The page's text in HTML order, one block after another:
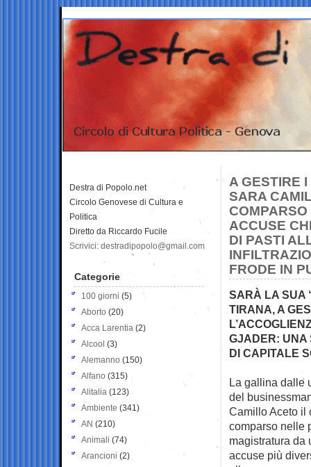
A GESTIRE
SARA
ACCUSE
DI PASTI
FRODE IN
SARÀ LA SUA
TIRANA, A
GJADER: UNA
DI CAPITALE
La gallina dalle
del
Camillo Aceto il
comparso nelle
magistratura da
accuse più
Destra di Popolo.net
Circolo Genovese di Cultura e
Politica
Diretto da Riccardo Fucile
Scrivici: destradipopolo@gmail.com
Categorie
100 giorni (5)
Aborto (20)
Acca Larentia (2)
Alcool (3)
Alemanno (150)
Alfano (315)
Alitalia (123)
Ambiente (341)
AN (210)
Animali (74)
Arancioni (2)